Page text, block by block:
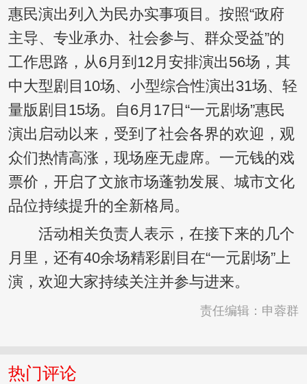
惠民演出列入为民办实事项目。按照“政府
主导、专业承办、社会参与、群众受益”的
工作思路，从6月到12月安排演出56场，其
中大型剧目10场、小型综合性演出31场、轻
量版剧目15场。自6月17日“一元剧场”惠民
演出启动以来，受到了社会各界的欢迎，观
众们热情高涨，现场座无虚席。一元钱的戏
票价，开启了文旅市场蓬勃发展、城市文化
品位持续提升的全新格局。
活动相关负责人表示，在接下来的几个
月里，还有40余场精彩剧目在“一元剧场”上
演，欢迎大家持续关注并参与进来。
责任编辑：申蓉群
热门评论